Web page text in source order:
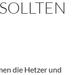
die Hetzer und